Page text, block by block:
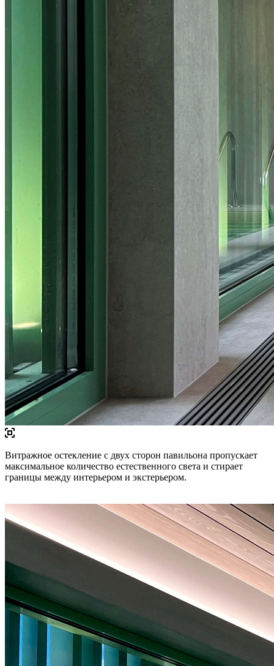
Витражное остекление с двух сторон павильона пропускает
максимальное количество естественного света и стирает
границы между интерьером и экстерьером.